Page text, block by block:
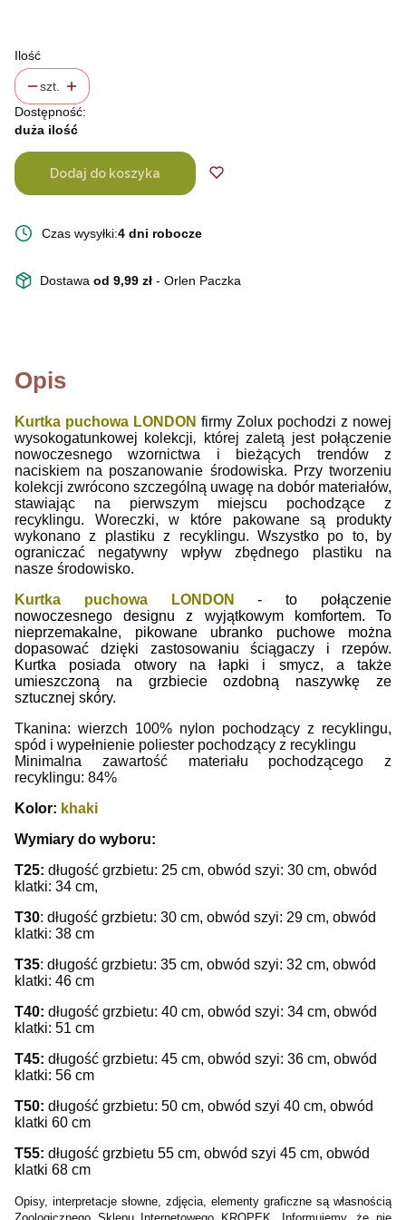
Ilość
szt.
Dostępność:
duża ilość
Dodaj do koszyka
Czas wysyłki:4 dni robocze
Dostawa od 9,99 zł - Orlen Paczka
Opis
Kurtka puchowa LONDON firmy Zolux pochodzi z nowej
wysokogatunkowej kolekcji,
której zaletą jest połączenie
nowoczesnego wzornictwa i bieżących trendów z
naciskiem na poszanowanie środowiska. Przy tworzeniu
kolekcji zwrócono szczególną uwagę na dobór materiałów,
stawiając na pierwszym miejscu pochodzące z
recyklingu. Woreczki, w które pakowane są produkty
wykonano z plastiku z recyklingu. Wszystko po to, by
ograniczać negatywny wpływ zbędnego plastiku na
nasze środowisko.
Kurtka puchowa LONDON
- to połączenie
nowoczesnego designu z wyjątkowym komfortem. To
nieprzemakalne, pikowane ubranko puchowe można
dopasować dzięki zastosowaniu ściągaczy i rzepów.
Kurtka posiada otwory na łapki i smycz, a także
umieszczoną na grzbiecie ozdobną naszywkę ze
sztucznej skóry.
Tkanina: wierzch 100% nylon pochodzący z recyklingu,
spód i wypełnienie poliester pochodzący z recyklingu
Minimalna zawartość materiału pochodzącego z
recyklingu: 84%
Kolor: khaki
Wymiary do wyboru:
T25: długość grzbietu: 25 cm, obwód szyi: 30 cm, obwód
klatki: 34 cm,
T30: długość grzbietu: 30 cm, obwód szyi: 29 cm, obwód
klatki: 38 cm
T35: długość grzbietu: 35 cm, obwód szyi: 32 cm, obwód
klatki: 46 cm
T40: długość grzbietu: 40 cm, obwód szyi: 34 cm, obwód
klatki: 51 cm
T45: długość grzbietu: 45 cm, obwód szyi: 36 cm, obwód
klatki: 56 cm
T50: długość grzbietu: 50 cm, obwód szyi 40 cm, obwód
klatki 60 cm
T55: długość grzbietu 55 cm, obwód szyi 45 cm, obwód
klatki 68 cm
Opisy, interpretacje słowne, zdjęcia, elementy graficzne są własnością